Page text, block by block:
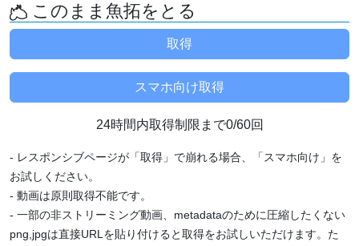
このまま魚拓をとる
24時間内取得制限まで0/60回
- レスポンシブページが「取得」で崩れる場合、「スマホ向け」を
お試しください。
- 動画は原則取得不能です。
- 一部の非ストリーミング動画、metadataのために圧縮したくない
png,jpgは直接URLを貼り付けると取得をお試しいただけます。た